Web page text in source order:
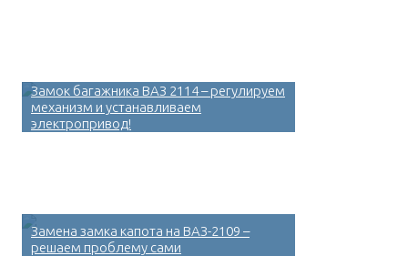
Замок багажника ВАЗ 2114 – регулируем
механизм и устанавливаем
электропривод!
Замена замка капота на ВАЗ-2109 –
решаем проблему сами